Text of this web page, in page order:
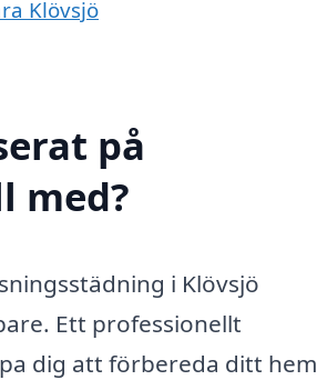
Klövsjö
på
med?
i Klövsjö
Ett professionellt
dig att förbereda ditt hem